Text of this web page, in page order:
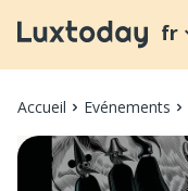
fr
Accueil Evénements